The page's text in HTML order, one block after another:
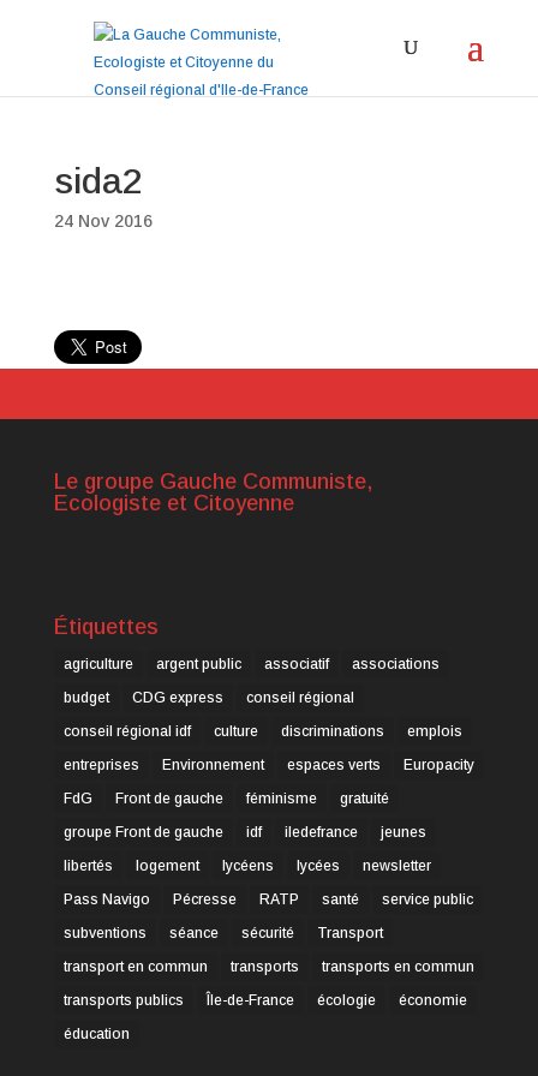
sida2
24 Nov 2016
Le groupe Gauche Communiste,
Ecologiste et Citoyenne
Étiquettes
agriculture argent public associatif
associations
budget
CDG express
conseil régional
conseil régional idf
culture discriminations
emplois
entreprises
Environnement espaces verts
Europacity
FdG
Front de gauche féminisme
gratuité
groupe Front de gauche
idf iledefrance
jeunes
libertés
logement lycéens lycées
newsletter
Pass Navigo
Pécresse RATP santé
service public
subventions
séance sécurité
Transport
transport en commun
transports
transports en commun
transports publics
Île-de-France écologie
économie
éducation